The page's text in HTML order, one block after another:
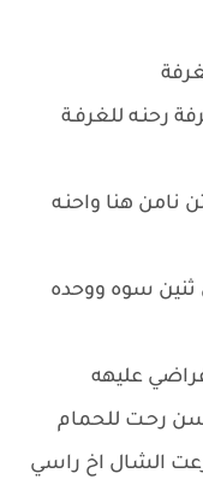
رحنـه للغرفـة
نامن هنا واحنـه
ثنين سوه ووحده
عليهه
رحـت للحمام
الشال اخ راسي